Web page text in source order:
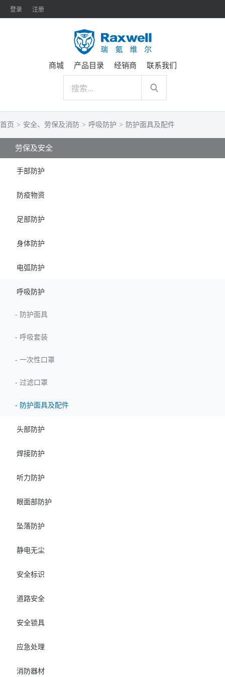
登录 注册
商城 产品目录 经销商 联系我们
首页 > 安全、劳保及消防 > 呼吸防护 > 防护面具及配件
劳保及安全
手部防护
防疫物资
足部防护
身体防护
电弧防护
呼吸防护
- 防护面具
- 呼吸套装
- 一次性口罩
- 过滤口罩
- 防护面具及配件
头部防护
焊接防护
听力防护
眼面部防护
坠落防护
静电无尘
安全标识
道路安全
安全锁具
应急处理
消防器材